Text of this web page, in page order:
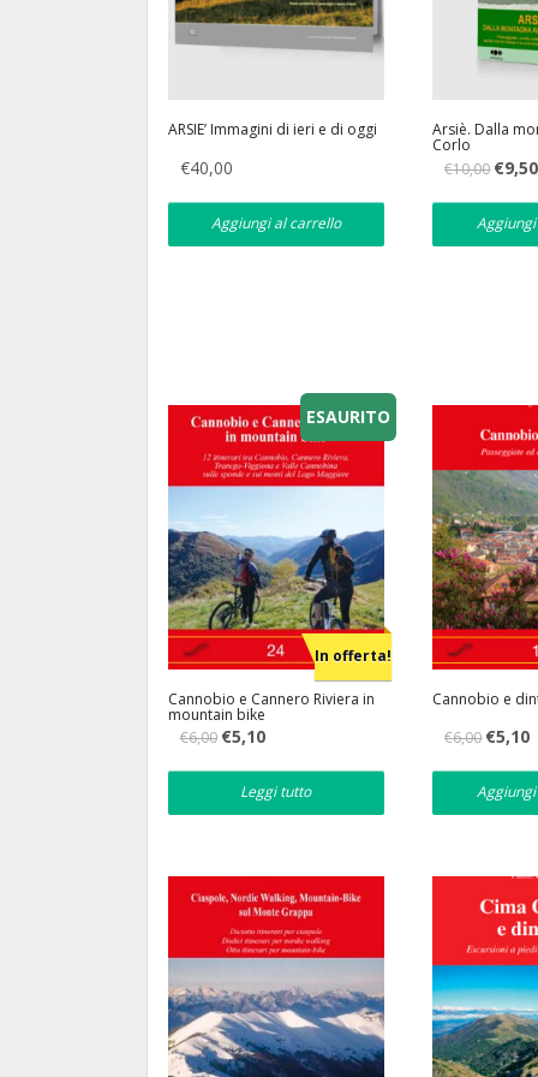
ARSIE’ Immagini di ieri e di oggi
€40,00
Aggiungi al carrello
Arsiè. Dalla
Corlo
€10,00 Il
prezzo
era:
€9,50Il
In offerta!
ESAURITO
Cannobio e Cannero Riviera in
mountain bike
€6,00 Il
originale
€5,10Il
attuale
è:
Leggi tutto
Cannobio e
€6,00 Il
originale
era:
€5,10Il
è: